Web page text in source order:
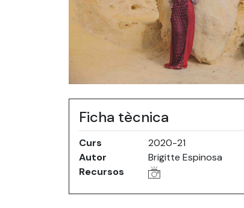
Ficha tècnica
Curs
2020-21
Autor
Brigitte Espinosa
Recursos